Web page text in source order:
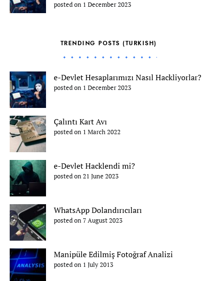
posted on 1 December 2023
TRENDING POSTS (TURKISH)
e-Devlet Hesaplarımızı Nasıl Hackliyorlar?
posted on 1 December 2023
Çalıntı Kart Avı
posted on 1 March 2022
e-Devlet Hacklendi mi?
posted on 21 June 2023
WhatsApp Dolandırıcıları
posted on 7 August 2023
Manipüle Edilmiş Fotoğraf Analizi
posted on 1 July 2013